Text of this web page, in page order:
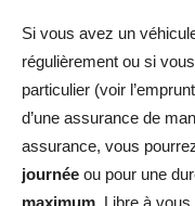
Si vous avez un
régulièrement ou si
particulier (voir
d’une assurance de
assurance, vous
journée ou pour une
maximum. Libre à